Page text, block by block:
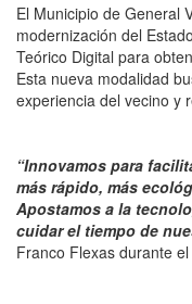
El Municipio de General
modernización del
Teórico Digital para
Esta nueva modalidad
experiencia del vecino y
“Innovamos para
más rápido, más
Apostamos a la
cuidar el tiempo de
Franco Flexas durante